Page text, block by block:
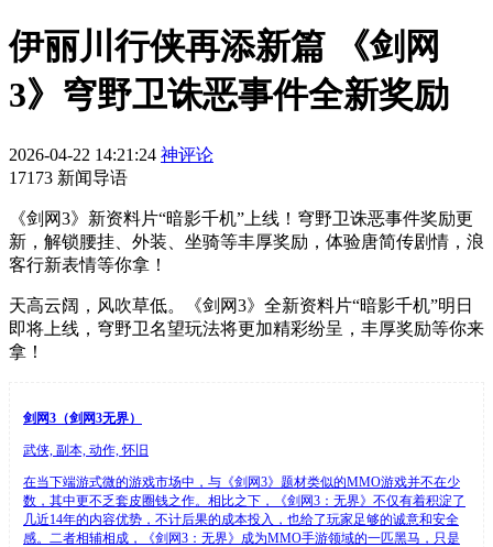
伊丽川行侠再添新篇 《剑网
3》穹野卫诛恶事件全新奖励
2026-04-22 14:21:24 神评论
17173 新闻导语
《剑网3》新资料片“暗影千机”上线！穹野卫诛恶事件奖励更
新，解锁腰挂、外装、坐骑等丰厚奖励，体验唐简传剧情，浪
客行新表情等你拿！
天高云阔，风吹草低。《剑网3》全新资料片“暗影千机”明日
即将上线，穹野卫名望玩法将更加精彩纷呈，丰厚奖励等你来
拿！
剑网3（剑网3无界）
武侠, 副本, 动作, 怀旧
在当下端游式微的游戏市场中，与《剑网3》题材类似的MMO游戏并不在少
数，其中更不乏套皮圈钱之作。相比之下，《剑网3：无界》不仅有着积淀了
几近14年的内容优势，不计后果的成本投入，也给了玩家足够的诚意和安全
感。二者相辅相成，《剑网3：无界》成为MMO手游领域的一匹黑马，只是